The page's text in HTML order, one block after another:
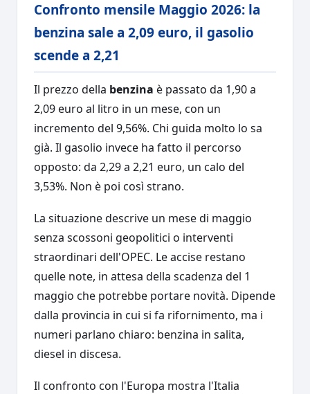
Confronto mensile Maggio 2026: la
benzina sale a 2,09 euro, il gasolio
scende a 2,21
Il prezzo della benzina è passato da 1,90 a
2,09 euro al litro in un mese, con un
incremento del 9,56%. Chi guida molto lo sa
già. Il gasolio invece ha fatto il percorso
opposto: da 2,29 a 2,21 euro, un calo del
3,53%. Non è poi così strano.
La situazione descrive un mese di maggio
senza scossoni geopolitici o interventi
straordinari dell'OPEC. Le accise restano
quelle note, in attesa della scadenza del 1
maggio che potrebbe portare novità. Dipende
dalla provincia in cui si fa rifornimento, ma i
numeri parlano chiaro: benzina in salita,
diesel in discesa.
Il confronto con l'Europa mostra l'Italia